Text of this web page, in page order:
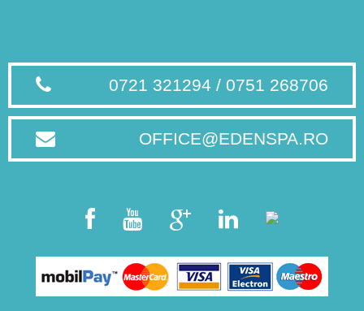
0721 321294 / 0751 268706
OFFICE@EDENSPA.RO